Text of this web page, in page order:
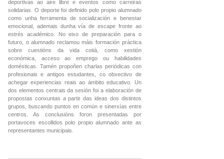
deportivas ao aire libre e eventos como carreiras
solidarias. O deporte foi definido polo propio alumnado
como unha ferramenta de socialización e benestar
emocional, ademais dunha vía de escape fronte ao
estrés académico. No eixo de preparación para o
futuro, o alumnado reclamou máis formación práctica
sobre cuestións da vida cotiá, como xestión
económica, acceso ao emprego ou habilidades
domésticas. Tamén propoñen charlas periódicas con
profesionais e antigos estudantes, co obxectivo de
achegar experiencias reais ao ámbito educativo. Un
dos elementos centrais da sesión foi a elaboración de
propostas conxuntas a partir das ideas dos distintos
grupos, buscando puntos en común e sinerxías entre
centros. As conclusións foron presentadas por
portavoces escollidos polo propio alumnado ante as
representantes municipais.